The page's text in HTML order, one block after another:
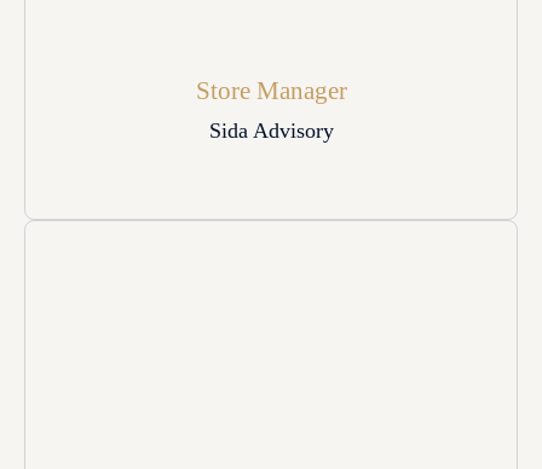
Store Manager
Sida Advisory